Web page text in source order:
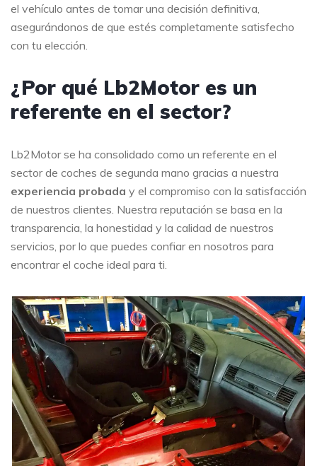
el vehículo antes de tomar una decisión definitiva,
asegurándonos de que estés completamente satisfecho
con tu elección.
¿Por qué Lb2Motor es un
referente en el sector?
Lb2Motor se ha consolidado como un referente en el
sector de coches de segunda mano gracias a nuestra
experiencia probada y el compromiso con la satisfacción
de nuestros clientes. Nuestra reputación se basa en la
transparencia, la honestidad y la calidad de nuestros
servicios, por lo que puedes confiar en nosotros para
encontrar el coche ideal para ti.